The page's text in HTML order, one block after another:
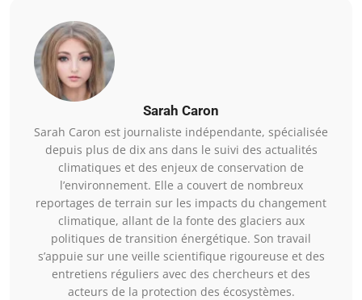
Sarah Caron
Sarah Caron est journaliste indépendante, spécialisée
depuis plus de dix ans dans le suivi des actualités
climatiques et des enjeux de conservation de
l’environnement. Elle a couvert de nombreux
reportages de terrain sur les impacts du changement
climatique, allant de la fonte des glaciers aux
politiques de transition énergétique. Son travail
s’appuie sur une veille scientifique rigoureuse et des
entretiens réguliers avec des chercheurs et des
acteurs de la protection des écosystèmes.